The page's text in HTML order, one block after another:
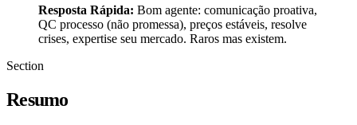
Resposta Rápida: Bom agente: comunicação proativa,
QC processo (não promessa), preços estáveis, resolve
crises, expertise seu mercado. Raros mas existem.
Section
Resumo